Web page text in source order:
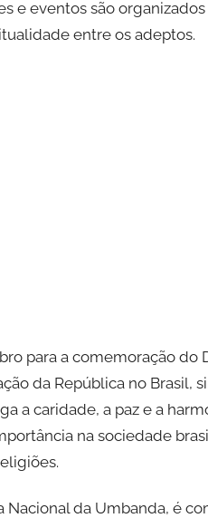
e eventos são
entre os adeptos.
para a comemoração do
da República no Brasil,
a caridade, a paz e a
na sociedade
Nacional da Umbanda, é